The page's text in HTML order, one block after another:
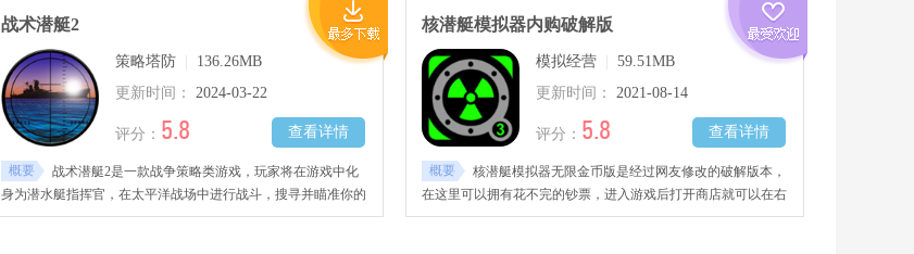
战术潜艇2
策略塔防
136.26MB
更新时间：
2024-03-22
查看详情
评分： 5.8
概要
战术潜艇2是一款战争策略类游戏，玩家将在游戏中化
身为潜水艇指挥官，在太平洋战场中进行战斗，搜寻并瞄准你的
目标，发射鱼雷消灭敌人。
核潜艇模拟器内购破解版
模拟经营
59.51MB
更新时间：
2021-08-14
查看详情
评分： 5.8
概要
核潜艇模拟器无限金币版是经过网友修改的破解版本，
在这里可以拥有花不完的钞票，进入游戏后打开商店就可以在右
上角看到一大串数字的钞票了